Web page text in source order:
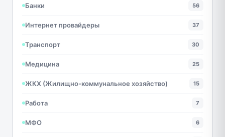
Банки 56
Интернет провайдеры 37
Транспорт 30
Медицина 25
ЖКХ (Жилищно-коммунальное хозяйство) 15
Работа 7
МФО 6